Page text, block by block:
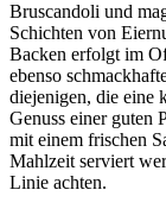
Bruscandoli und
Schichten von
Backen erfolgt im
ebenso
diejenigen, die eine
Genuss einer guten
mit einem frischen
Mahlzeit serviert
Linie achten.